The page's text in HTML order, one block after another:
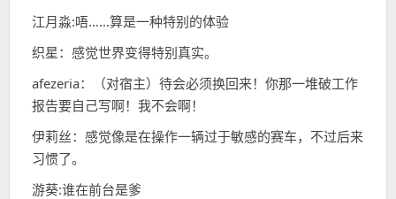
江月淼:唔……算是一种特别的体验
织星：感觉世界变得特别真实。
afezeria：（对宿主）待会必须换回来！你那一堆破工作
报告要自己写啊！我不会啊！
伊莉丝：感觉像是在操作一辆过于敏感的赛车，不过后来
习惯了。
游葵:谁在前台是爹